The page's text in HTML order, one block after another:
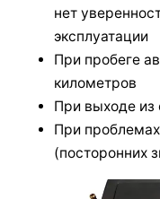
нет
эксплуатации
При пробеге
километров
При выходе из
При
(посторонних